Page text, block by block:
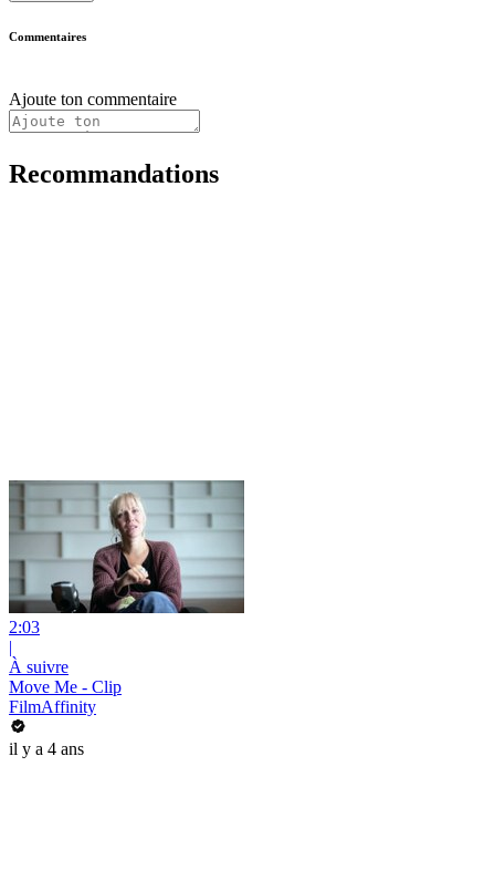
Commentaires
Ajoute ton commentaire
Recommandations
2:03
|
À suivre
Move Me - Clip
FilmAffinity
il y a 4 ans